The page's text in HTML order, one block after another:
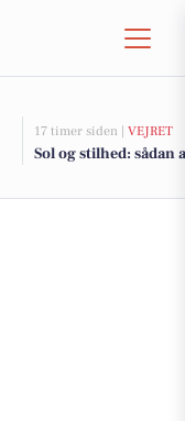
17 timer siden | VEJRET
Sol og stilhed: sådan